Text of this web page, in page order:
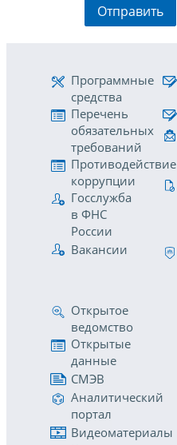
Отправить
Программные
средства
Перечень
обязательных
требований
Противодействие
коррупции
Госслужба
в ФНС
России
Вакансии
Открытое
ведомство
Открытые
данные
СМЭВ
Аналитический
портал
Видеоматериалы